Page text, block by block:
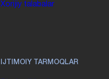
Xorijiy talabalar
IJTIMOIY TARMOQLAR